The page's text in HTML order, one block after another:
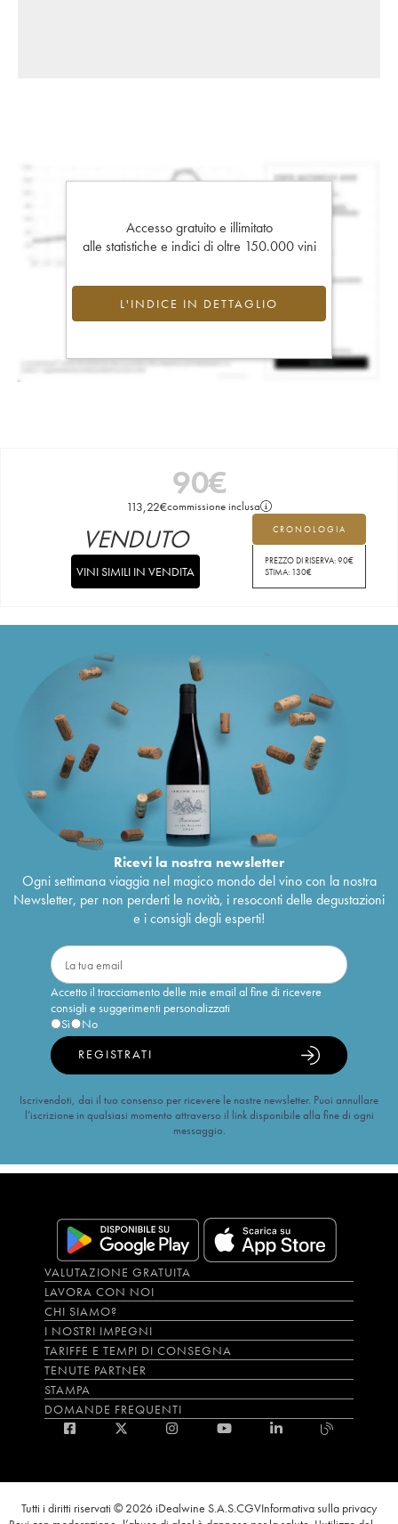
Accesso gratuito e illimitato
alle statistiche e indici di oltre 150.000 vini
L'INDICE IN DETTAGLIO
90€
113,22€commissione inclusa
CRONOLOGIA
PREZZO DI RISERVA:90€
STIMA: 130€
VENDUTO
VINI SIMILI IN VENDITA
Ricevi la nostra newsletter
Ogni settimana viaggia nel magico mondo del vino con la nostra
Newsletter, per non perderti le novità, i resoconti delle degustazioni
e i consigli degli esperti!
Accetto il tracciamento delle mie email al fine di ricevere
consigli e suggerimenti personalizzati
Sì
No
REGISTRATI
Iscrivendoti, dai il tuo consenso per ricevere le nostre newsletter. Puoi annullare
l’iscrizione in qualsiasi momento attraverso il link disponibile alla fine di ogni
messaggio.
VALUTAZIONE GRATUITA
LAVORA CON NOI
CHI SIAMO?
I NOSTRI IMPEGNI
TARIFFE E TEMPI DI CONSEGNA
TENUTE PARTNER
STAMPA
DOMANDE FREQUENTI
Tutti i diritti riservati © 2026 iDealwine S.A.S.CGVInformativa sulla privacy